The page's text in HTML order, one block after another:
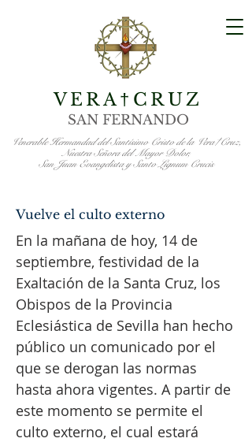
VERA† CRUZ
SAN FERNANDO
Venerable Hermandad del Santísimo Cristo de la Vera†Cruz,
Nuestra Señora del Mayor Dolor,
San Juan Evangelista y Santo Lignum Crucis
Vuelve el culto externo
En la mañana de hoy, 14 de
septiembre, festividad de la
Exaltación de la Santa Cruz, los
Obispos de la Provincia
Eclesiástica de Sevilla han hecho
público un comunicado por el
que se derogan las normas
hasta ahora vigentes. A partir de
este momento se permite el
culto externo, el cual estará